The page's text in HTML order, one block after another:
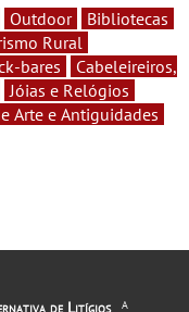
Outdoor
Bibliotecas
Rural
bares
Cabeleireiros,
Jóias e Relógios
Arte e Antiguidades
de Litígios A